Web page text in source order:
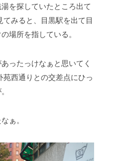
を探していたところ出て
てみると、目黒駅を出て目
場所を指している。
ったっけなぁと思いてく
苑西通りとの交差点にひっ
ぁ。